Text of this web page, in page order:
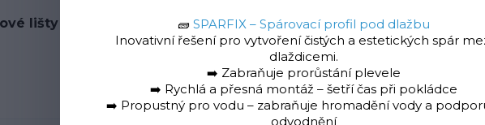
lišty do lepidla Stěnový dilatační profil "DISTO"
🧱 SPARFIX – Spárovací profil pod dlažbu
Inovativní řešení pro vytvoření čistých a estetických spár
dlaždicemi.
➡️ Zabraňuje prorůstání plevele
➡️ Rychlá a přesná montáž – šetří čas při pokládce
➡️ Propustný pro vodu – zabraňuje hromadění vody a
odvodnění